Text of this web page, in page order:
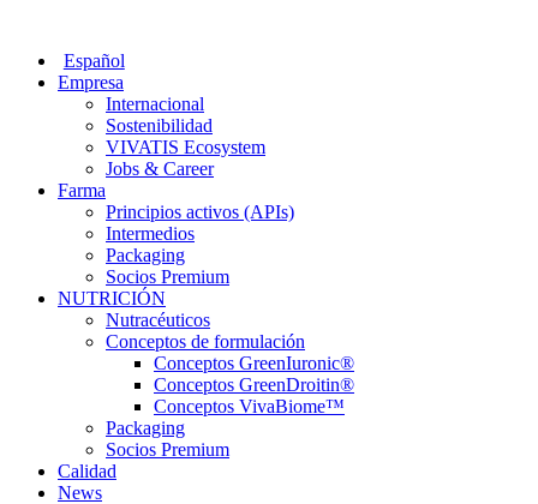
contenidoEspañol
Empresa
Internacional
Sostenibilidad
VIVATIS Ecosystem
Jobs & Career
Farma
Principios activos (APIs)
Intermedios
Packaging
Socios Premium
NUTRICIÓN
Nutracéuticos
Conceptos de formulación
Conceptos GreenIuronic®
Conceptos GreenDroitin®
Conceptos VivaBiome™
Packaging
Socios Premium
Calidad
News